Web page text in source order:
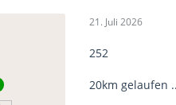
21. Juli 2026
252
20km gelaufen